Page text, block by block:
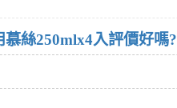
絲250mlx4入評價好嗎?